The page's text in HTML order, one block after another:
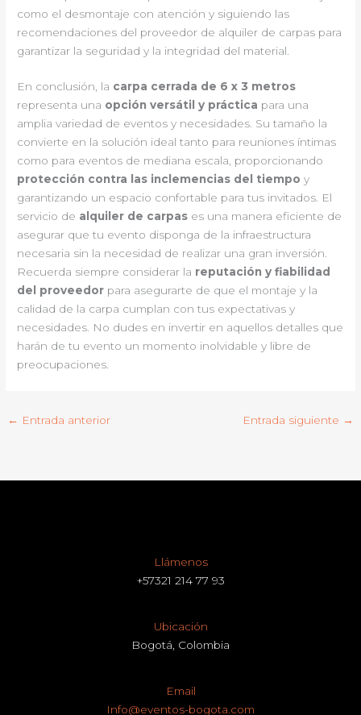
como el desmontaje con atención y siguiendo las
recomendaciones del proveedor de alquiler de carpas para
garantizar la seguridad y la integridad del material.
En conclusión, la carpa cerrada de 6 x 3 metros
representa una opción versátil y práctica para una
amplia variedad de eventos y necesidades. Su tamaño la
convierte en la solución ideal tanto para reuniones íntimas
como para eventos de mediana escala, proporcionando
protección contra las inclemencias del tiempo y
garantizando un espacio confortable para tus invitados. El
servicio de alquiler de carpas es una manera eficiente de
asegurar que tu evento disponga de la infraestructura
necesaria sin la necesidad de realizar una gran inversión.
Recuerda siempre considerar la reputación y fiabilidad
del proveedor para asegurarte de que el montaje y la
calidad de la carpa cumplan con tus expectativas y
necesidades. No dudes en invertir en aquellos detalles que
harán de tu evento un momento inolvidable y libre de
preocupaciones.
← Entrada anterior Entrada siguiente →
Llámenos
+57321 214 77 93
Ubicación
Bogotá, Colombia
Email
Info@eventos-bogota.com